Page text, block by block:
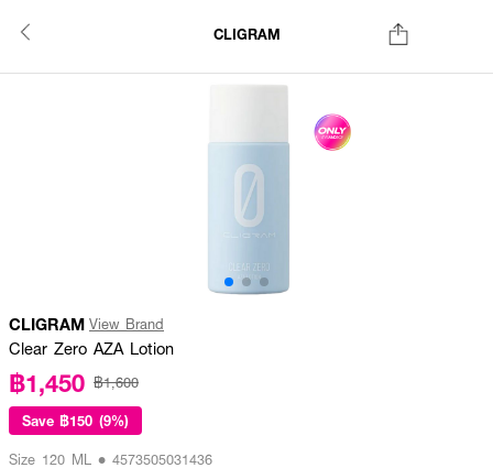
CLIGRAM
CLIGRAM View Brand
Clear Zero AZA Lotion
฿1,450 ฿1,600
Save ฿150 (9%)
Size 120 ML • 4573505031436